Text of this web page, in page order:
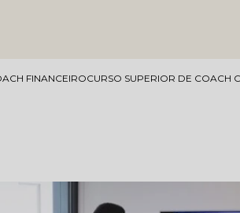
FINANCEIROCURSO SUPERIOR DE COACH